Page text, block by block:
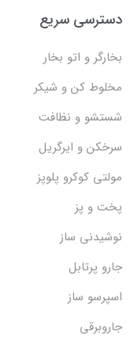
دسترسی سریع
بخارگر و اتو بخار
مخلوط کن و شیکر
شستشو و نظافت
سرخکن و ایرگریل
مولتی کوکرو پلوپز
پخت و پز
نوشیدنی ساز
جارو پرتابل
اسپرسو ساز
جاروبرقی